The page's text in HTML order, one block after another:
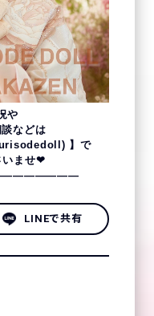
や
などは
】で
いませ❤
LINEで共有